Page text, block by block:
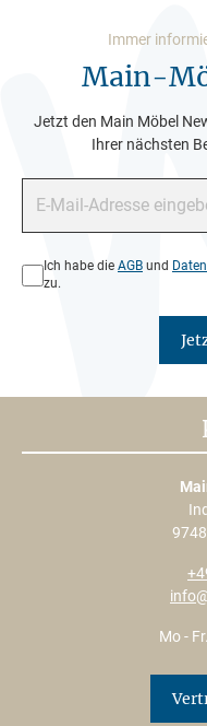
Immer
Main-
Jetzt den Main Möbel
Ihrer nächsten
Datenschutz*
Ich habe die AGB und
zu.
Mo -